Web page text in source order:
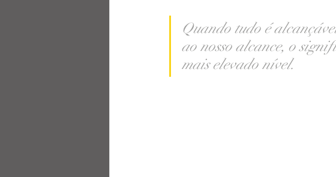
Quando tudo é
ao nosso alcance, o
mais elevado nível.